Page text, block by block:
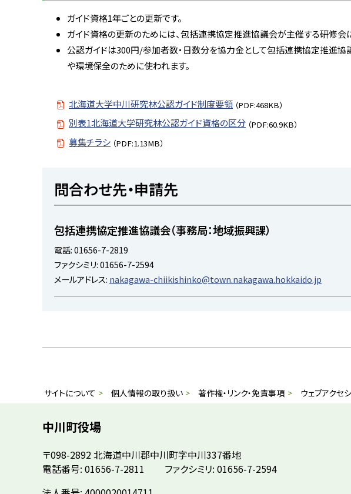
ガイド資格1年ごとの更新です。
ガイド資格の更新のためには、包括連携協定推進協議会が主催する研修会
公認ガイドは300円/参加者数・日数分を協力金として包括連携協定推進協
や環境保全のために使われます。
北海道大学中川研究林公認ガイド制度要領 （PDF:468KB）
別表1北海道大学研究林公認ガイド資格の区分 （PDF:60.9KB）
募集チラシ （PDF:1.13MB）
ッ
プ
に
戻
る
問合わせ先・申請先
包括連携協定推進協議会（事務局：地域振興課）
電話:01656-7-2819
ファクシミリ:01656-7-2594
メールアドレス: nakagawa-chiikishinko@town.nakagawa.hokkaido.jp
戻
サ
イ
情
サイトについて 個人情報の取り扱い 著作権・リンク・免責事項 ウェブアクセ
中川町役場
〒098-2892北海道中川郡中川町字中川337番地
電話番号: 01656-7-2811
ファクシミリ: 01656-7-2594